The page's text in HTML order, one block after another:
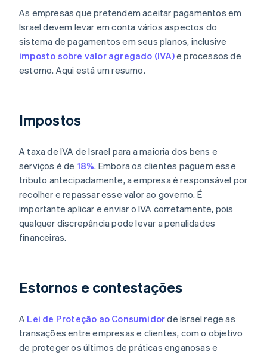
As empresas que pretendem aceitar pagamentos em
Israel devem levar em conta vários aspectos do
sistema de pagamentos em seus planos, inclusive
imposto sobre valor agregado (IVA)e processos de
estorno. Aqui está um resumo.
Impostos
A taxa de IVA de Israel para a maioria dos bens e
serviços é de 18%. Embora os clientes paguem esse
tributo antecipadamente, a empresa é responsável por
recolher e repassar esse valor ao governo. É
importante aplicar e enviar o IVA corretamente, pois
qualquer discrepância pode levar a penalidades
financeiras.
Estornos e contestações
A Lei de Proteção ao Consumidorde Israel rege as
transações entre empresas e clientes, com o objetivo
de proteger os últimos de práticas enganosas e